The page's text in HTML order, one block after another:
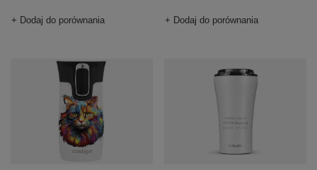
+ Dodaj do porównania + Dodaj do porównania